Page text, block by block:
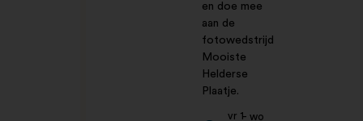
en doe mee
aan de
fotowedstrijd
Mooiste
Helderse
Plaatje.
vr 1- wo